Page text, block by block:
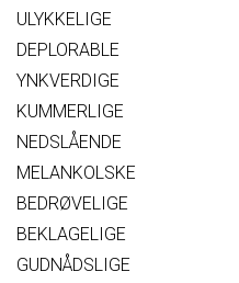
ULYKKELIGE
DEPLORABLE
YNKVERDIGE
KUMMERLIGE
NEDSLÅENDE
MELANKOLSKE
BEDRØVELIGE
BEKLAGELIGE
GUDNÅDSLIGE